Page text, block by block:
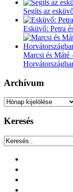
Segíts az
Esküvő: Petra
Marcsi és Máté
Archívum
Archívum
Keresés